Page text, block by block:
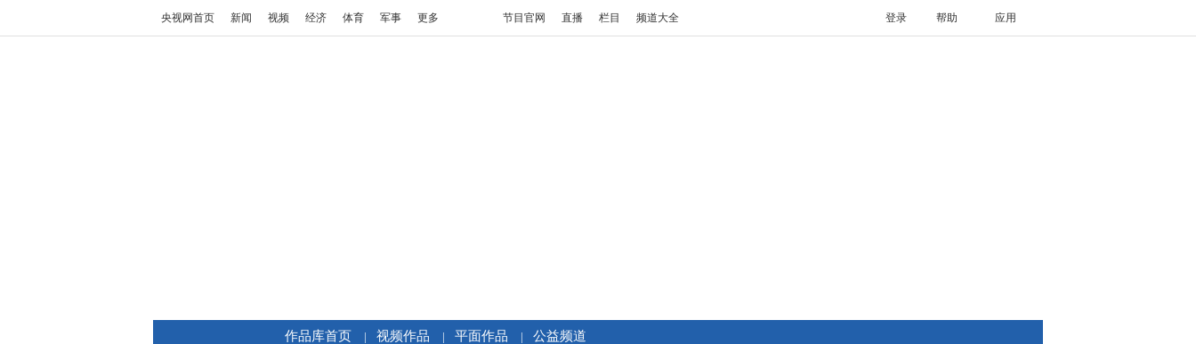
央视网首页 新闻 视频 经济 体育 军事 更多 节目官网 直播 栏目 频道大全 帮助 应用
登录
作品库首页 | 视频作品 | 平面作品 | 公益频道